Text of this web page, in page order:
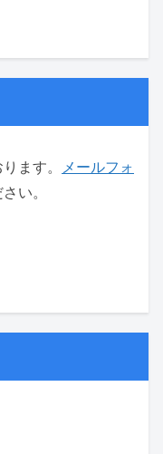
ます。
メールフォ
い。